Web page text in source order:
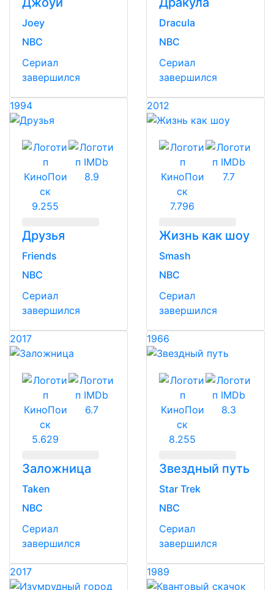
Joey
NBC
Сериал
завершился
Dracula
NBC
Сериал
завершился
1994
9.255
8.9
Друзья
Friends
NBC
Сериал
завершился
2012
7.796
7.7
Жизнь как шоу
Smash
NBC
Сериал
завершился
2017
5.629
6.7
Заложница
Taken
NBC
Сериал
завершился
1966
8.255
8.3
Звездный путь
Star Trek
NBC
Сериал
завершился
2017 1989